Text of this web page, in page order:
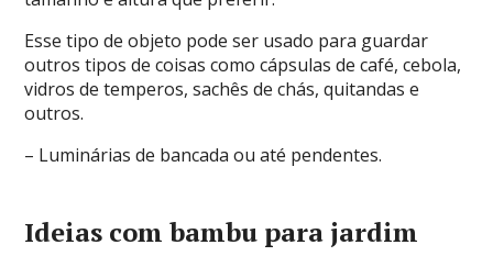
Esse tipo de objeto pode ser usado para guardar
outros tipos de coisas como cápsulas de café, cebola,
vidros de temperos, sachês de chás, quitandas e
outros.
– Luminárias de bancada ou até pendentes.
Ideias com bambu para jardim